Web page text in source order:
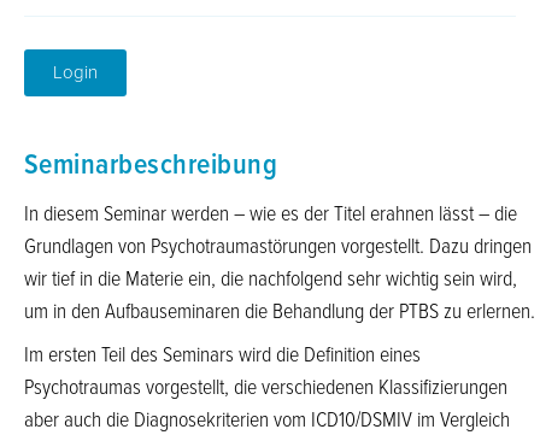
Login
Seminarbeschreibung
In diesem Seminar werden – wie es der Titel erahnen lässt – die
Grundlagen von Psychotraumastörungen vorgestellt. Dazu dringen
wir tief in die Materie ein, die nachfolgend sehr wichtig sein wird,
um in den Aufbauseminaren die Behandlung der PTBS zu erlernen.
Im ersten Teil des Seminars wird die Definition eines
Psychotraumas vorgestellt, die verschiedenen Klassifizierungen
aber auch die Diagnosekriterien vom ICD10/DSMIV im Vergleich